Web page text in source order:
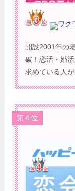
ワク
開設2001年の
破！恋活・婚
求めている人
第４位